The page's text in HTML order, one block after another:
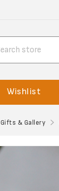
Wishlist
Gifts & Gallery